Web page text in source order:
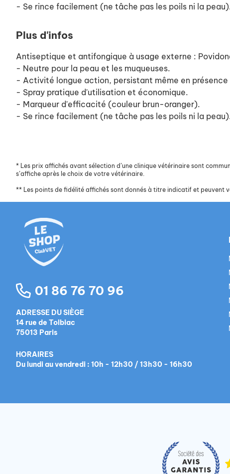
- Se rince facilement (ne tâche pas les poils ni la
Plus d'infos
Antiseptique et antifongique à usage externe :
- Neutre pour la peau et les muqueuses.
- Activité longue action, persistant même en
- Spray pratique d'utilisation et économique.
- Marqueur d'efficacité (couleur brun-oranger).
- Se rince facilement (ne tâche pas les poils ni la
* Les prix affichés avant sélection d’une clinique vétérinaire sont
s’affiche après le choix de votre vétérinaire.
** Les points de fidélité affichés sont donnés à titre indicatif et peuvent
01 86 76 70 96
ADRESSE DU SIÈGE
14 rue de Tolbiac
75013 Paris
HORAIRES
Du lundi au vendredi : 10h - 12h30 / 13h30 - 16h30